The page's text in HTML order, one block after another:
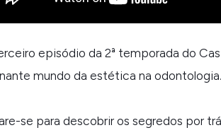
episódio da 2ª temporada do
mundo da estética na odontologia.
se para descobrir os segredos por